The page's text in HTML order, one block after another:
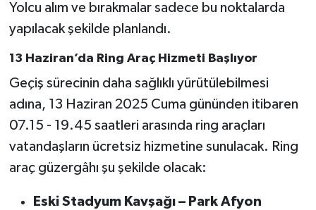
Yolcu alım ve bırakmalar sadece bu noktalarda
yapılacak şekilde planlandı.
13 Haziran’da Ring Araç Hizmeti Başlıyor
Geçiş sürecinin daha sağlıklı yürütülebilmesi
adına, 13 Haziran 2025 Cuma gününden itibaren
07.15 - 19.45 saatleri arasında ring araçları
vatandaşların ücretsiz hizmetine sunulacak. Ring
araç güzergâhı şu şekilde olacak:
Eski Stadyum Kavşağı – Park Afyon